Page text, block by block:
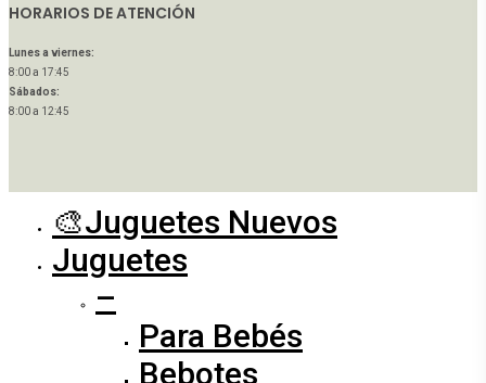
HORARIOS DE ATENCIÓN
Lunes a viernes:
8:00 a 17:45
Sábados:
8:00 a 12:45
🎨Juguetes Nuevos
Juguetes
–
Para Bebés
Bebotes